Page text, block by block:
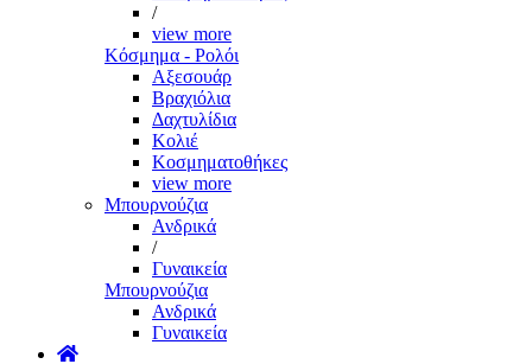
/
view more
Κόσμημα - Ρολόι
Αξεσουάρ
Βραχιόλια
Δαχτυλίδια
Κολιέ
Κοσμηματοθήκες
view more
Μπουρνούζια
Ανδρικά
/
Γυναικεία
Μπουρνούζια
Ανδρικά
Γυναικεία